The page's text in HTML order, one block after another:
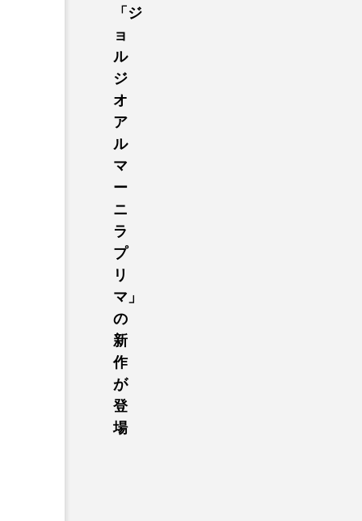
「ジ
ョ
ル
ジ
オ
ア
ル
マ
ー
ニ
ラ
プ
リ
マ」
の
新
作
が
登
場